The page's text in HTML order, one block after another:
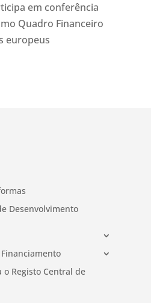
em conferência
Quadro Financeiro
europeus
Desenvolvimento
o Registo Central de